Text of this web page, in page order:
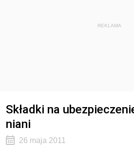
REKLAMA
Składki na
niani
26 maja 2011